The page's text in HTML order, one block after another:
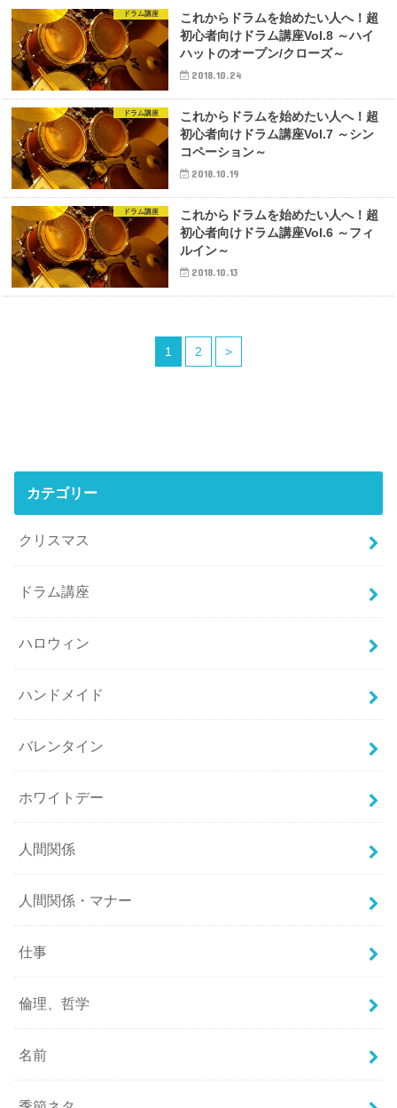
ドラム講座
これからドラムを始めたい人へ！超
初心者向けドラム講座Vol.8 ～ハイ
ハットのオープン/クローズ～
2018.10.24
ドラム講座
これからドラムを始めたい人へ！超
初心者向けドラム講座Vol.7 ～シン
コペーション～
2018.10.19
ドラム講座
これからドラムを始めたい人へ！超
初心者向けドラム講座Vol.6 ～フィ
ルイン～
2018.10.13
1 2 >
カテゴリー
クリスマス
ドラム講座
ハロウィン
ハンドメイド
バレンタイン
ホワイトデー
人間関係
人間関係・マナー
仕事
倫理、哲学
名前